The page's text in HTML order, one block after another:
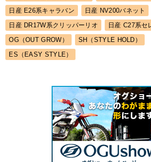
日産 E26系キャラバン
日産 NV200バネット
日産 DR17W系クリッパーリオ
日産 C27系セ
OG（OUT GROW）
SH（STYLE HOLD）
ES（EASY STYLE）